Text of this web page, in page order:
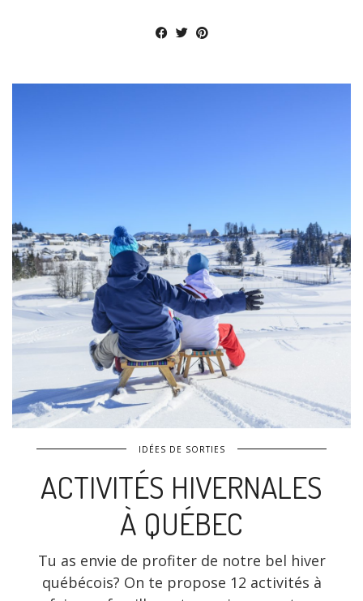
IDÉES DE SORTIES
ACTIVITÉS HIVERNALES
À QUÉBEC
Tu as envie de profiter de notre bel hiver
québécois? On te propose 12 activités à